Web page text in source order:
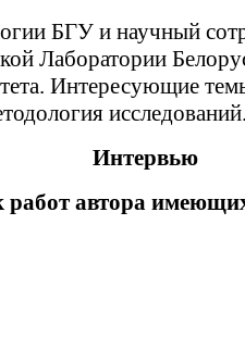
БГУ и научный
Лаборатории
Интересующие
Интервью
работ автора